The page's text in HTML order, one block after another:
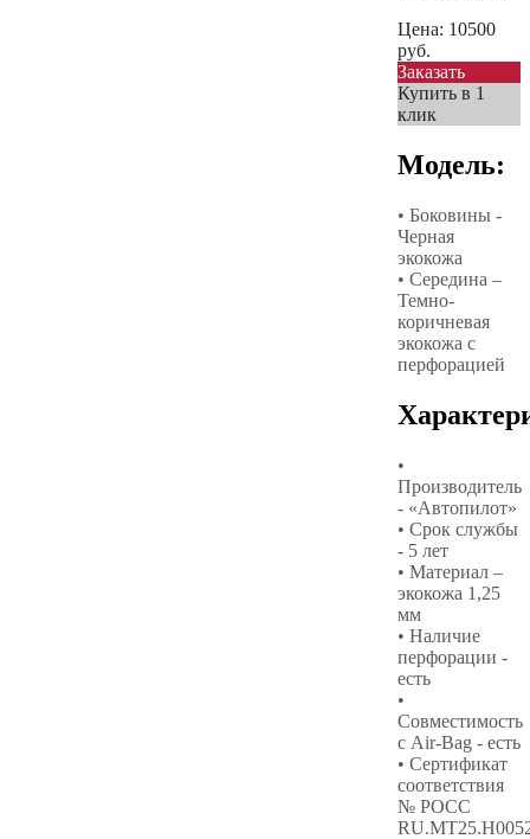
Цена: 10500
руб.
Заказать
Купить в 1
клик
Модель:
• Боковины -
Черная
экокожа
• Середина –
Темно-
коричневая
экокожа с
перфорацией
•
Производитель
- «Автопилот»
• Срок службы
- 5 лет
• Материал –
экокожа 1,25
мм
• Наличие
перфорации -
есть
•
Совместимость
с Air-Bag - есть
• Сертификат
соответствия
№ РОСС